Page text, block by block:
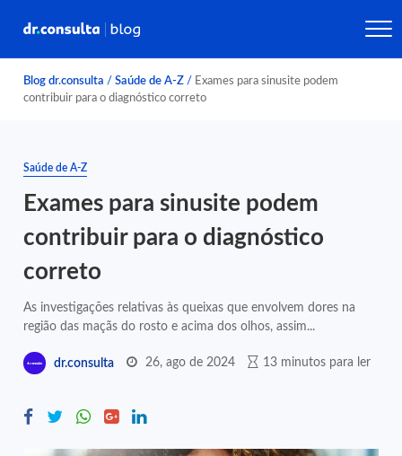
Blog dr.consulta / Saúde de A-Z / Exames para sinusite podem
contribuir para o diagnóstico correto
Saúde de A-Z
Exames para sinusite podem
contribuir para o diagnóstico
correto
As investigações relativas às queixas que envolvem dores na
região das maçãs do rosto e acima dos olhos, assim...
dr.consulta 26, ago de 2024 13 minutos para ler